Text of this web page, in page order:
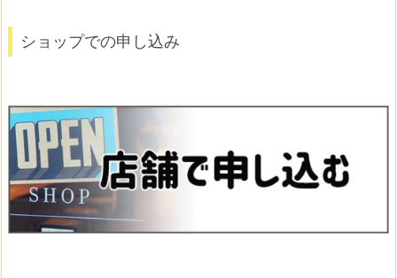
ショップでの申し込み